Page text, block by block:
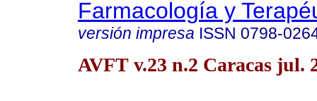
Farmacología y
versión impresa ISSN 0798-
AVFT v.23 n.2 Caracas jul.